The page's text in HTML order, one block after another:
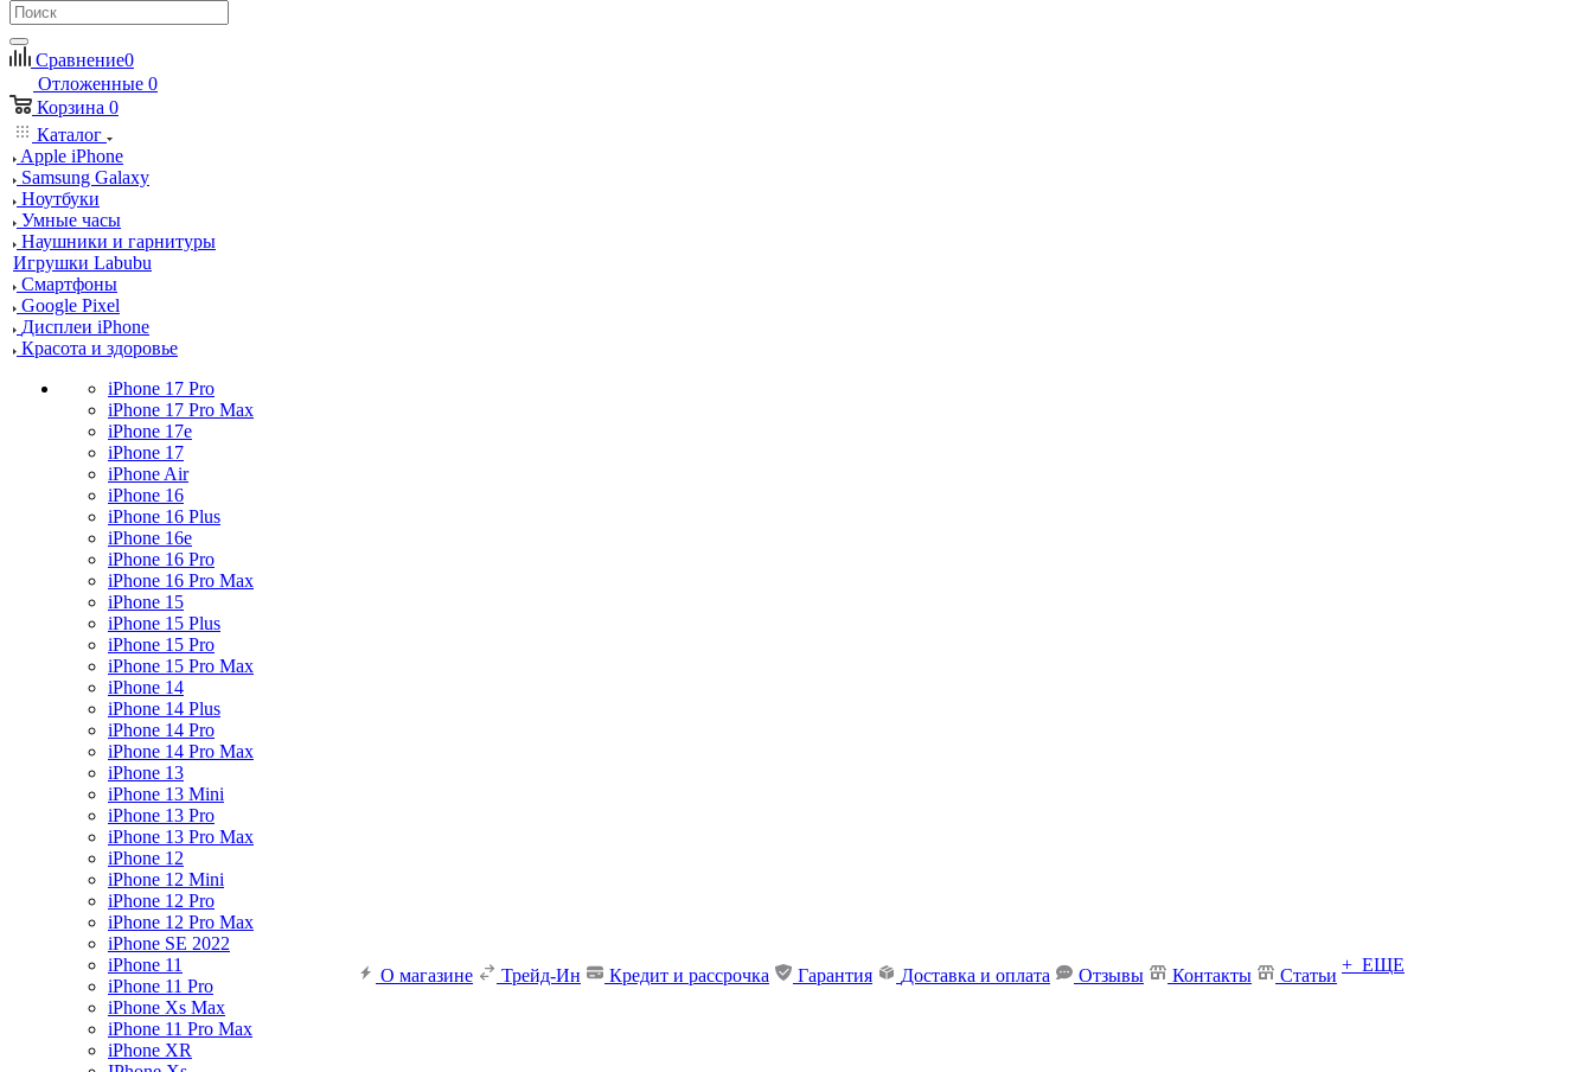
Сравнение0
Отложенные 0
Корзина 0
Каталог
Apple iPhone
Samsung Galaxy
Ноутбуки
Умные часы
Наушники и гарнитуры
Игрушки Labubu
Смартфоны
Google Pixel
Дисплеи iPhone
Красота и здоровье
iPhone 17 Pro
iPhone 17 Pro Max
iPhone 17e
iPhone 17
iPhone Air
iPhone 16
iPhone 16 Plus
iPhone 16e
iPhone 16 Pro
iPhone 16 Pro Max
iPhone 15
iPhone 15 Plus
iPhone 15 Pro
iPhone 15 Pro Max
iPhone 14
iPhone 14 Plus
iPhone 14 Pro
iPhone 14 Pro Max
iPhone 13
iPhone 13 Mini
iPhone 13 Pro
iPhone 13 Pro Max
iPhone 12
iPhone 12 Mini
iPhone 12 Pro
iPhone 12 Pro Max
iPhone SE 2022
iPhone 11
iPhone 11 Pro
iPhone Xs Max
iPhone 11 Pro Max
iPhone XR
О магазине Трейд-Ин Кредит и рассрочка Гарантия Доставка и оплата Отзывы Контакты Статьи
+ ЕЩЕ